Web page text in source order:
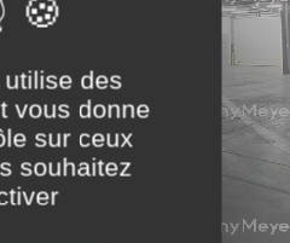
des
vous donne
sur ceux
souhaitez